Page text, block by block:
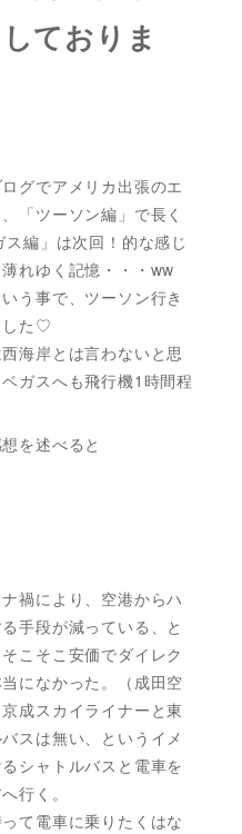
ておりま
グでアメリカ出張のエ
「ツーソン編」で長く
編」は次回！的な感じ
れゆく記憶・・・ww
う事で、ツーソン行き
した♡
海岸とは言わないと思
ガスへも飛行機1時間程
を述べると
禍により、空港からハ
手段が減っている、と
こそこ安価でダイレク
になかった。（成田空
成スカイライナーと東
スは無い、というイメ
シャトルバスと電車を
行く。
て電車に乗りたくはな